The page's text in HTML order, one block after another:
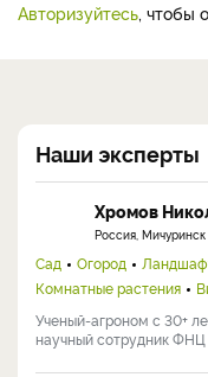
Авторизуйтесь, чтобы
Наши эксперты
Хромов
Россия, Мичуринск
Сад Огород
Комнатные растения
Ученый-агроном с 30+
научный сотрудник ФНЦ